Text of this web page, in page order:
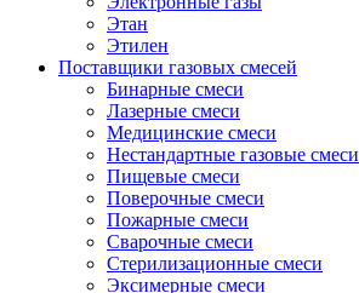
Этан
Этилен
Поставщики газовых смесей
Бинарные смеси
Лазерные смеси
Медицинские смеси
Нестандартные газовые смеси
Пищевые смеси
Поверочные смеси
Пожарные смеси
Сварочные смеси
Стерилизационные смеси
Эксимерные смеси